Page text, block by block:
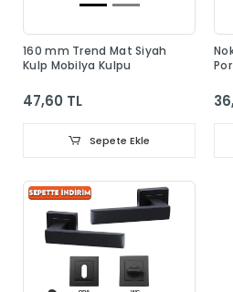
160 mm Trend Mat Siyah
Kulp Mobilya Kulpu
47,60 TL
Sepete Ekle